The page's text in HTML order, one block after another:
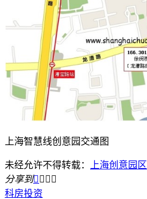
上海智慧线创意园交通图
未经允许不得转载： 上海创意园区
分享到   
科房投资